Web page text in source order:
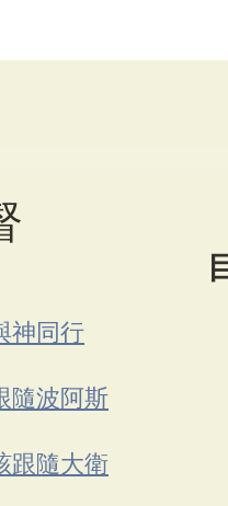
神同行
隨波阿斯
跟隨大衛